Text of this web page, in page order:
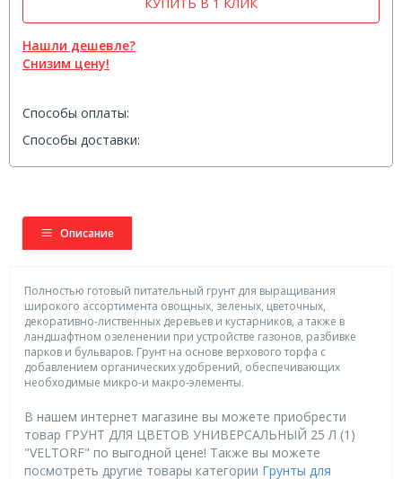
Нашли дешевле?
Снизим цену!
Способы оплаты:
Способы доставки:
Описание
Полностью готовый питательный грунт для выращивания
широкого ассортимента овощных, зеленых, цветочных,
декоративно-лиственных деревьев и кустарников, а также в
ландшафтном озеленении при устройстве газонов, разбивке
парков и бульваров. Грунт на основе верхового торфа с
добавлением органических удобрений, обеспечивающих
необходимые микро-и макро-элементы.
В нашем интернет магазине вы можете приобрести
товар ГРУНТ ДЛЯ ЦВЕТОВ УНИВЕРСАЛЬНЫЙ 25 Л (1)
"VELTORF" по выгодной цене! Также вы можете
посмотреть другие товары категории Грунты для